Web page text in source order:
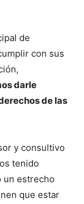
de
con sus
darle
de las
y consultivo
tenido
un estrecho
que estar